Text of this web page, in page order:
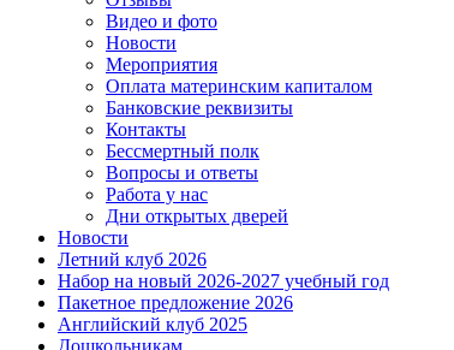
Видео и фото
Новости
Мероприятия
Оплата материнским капиталом
Банковские реквизиты
Контакты
Бессмертный полк
Вопросы и ответы
Работа у нас
Дни открытых дверей
Новости
Летний клуб 2026
Набор на новый 2026-2027 учебный год
Пакетное предложение 2026
Английский клуб 2025